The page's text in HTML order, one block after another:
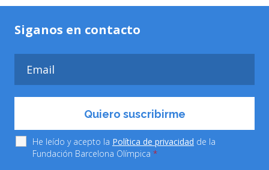
Siganos en contacto
He leído y acepto la Política de privacidad de la
Fundación Barcelona Olímpica *